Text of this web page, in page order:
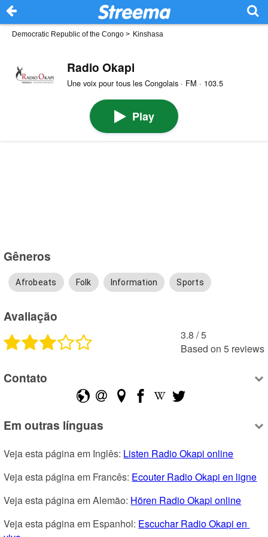
Democratic Republic of the Congo > Kinshasa
Radio Okapi
Une voix pour tous les Congolais · FM · 103.5
Play
Gêneros
Afrobeats Folk Information Sports
Avaliação
3.8 /5
Based on 5 reviews
Contato
Em outras línguas
Veja esta página em Inglês: Listen Radio Okapi online
Veja esta página em Francês: Ecouter Radio Okapi en ligne
Veja esta página em Alemão: Hören Radio Okapi online
Veja esta página em Espanhol: Escuchar Radio Okapi en